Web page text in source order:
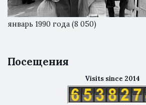
январь 1990 года (8 050)
Посещения
Visits since 2014